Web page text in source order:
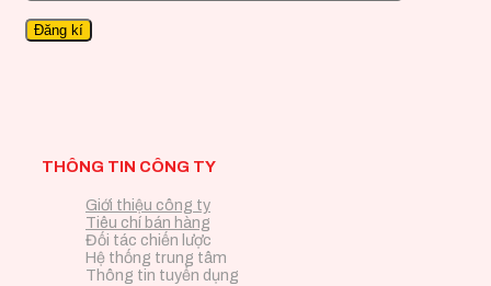
THÔNG TIN CÔNG TY
Giới thiệu công ty
Tiêu chí bán hàng
Đối tác chiến lược
Hệ thống trung tâm
Thông tin tuyển dụng